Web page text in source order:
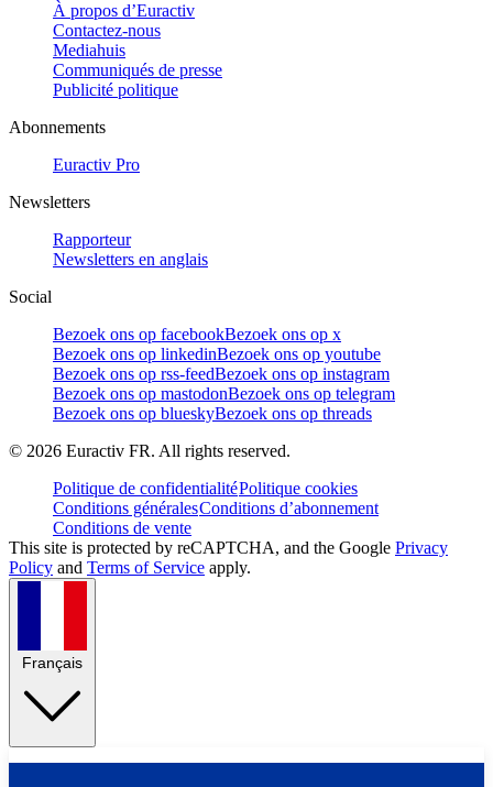
À propos d’Euractiv
Contactez-nous
Mediahuis
Communiqués de presse
Publicité politique
Abonnements
Euractiv Pro
Newsletters
Rapporteur
Newsletters en anglais
Social
Bezoek ons op facebookBezoek ons op x
Bezoek ons op linkedinBezoek ons op youtube
Bezoek ons op rss-feedBezoek ons op instagram
Bezoek ons op mastodonBezoek ons op telegram
Bezoek ons op blueskyBezoek ons op threads
© 2026 Euractiv FR. All rights reserved.
Politique de confidentialitéPolitique cookies
Conditions généralesConditions d’abonnement
Conditions de vente
This site is protected by reCAPTCHA, and the Google Privacy
Policy and Terms of Service apply.
Français